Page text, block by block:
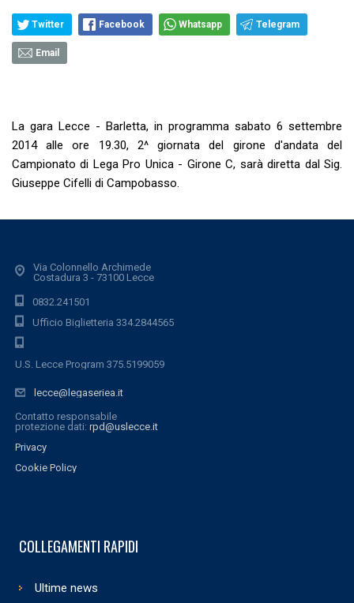
Twitter Facebook Whatsapp Telegram
Email
La gara Lecce - Barletta, in programma sabato 6 settembre
2014 alle ore 19.30, 2^ giornata del girone d'andata del
Campionato di Lega Pro Unica - Girone C, sarà diretta dal Sig.
Giuseppe Cifelli di Campobasso.
Via Colonnello Archimede
Costadura 3 - 73100 Lecce
0832.241501
Ufficio Biglietteria 334.2844565
U.S. Lecce Program 375.5199059
lecce@legaseriea.it
Contatto responsabile
protezione dati: rpd@uslecce.it
Privacy
Cookie Policy
COLLEGAMENTI RAPIDI
Ultime news